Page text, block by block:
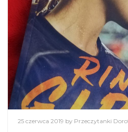
25 czerwca 2019 by Przeczytanki